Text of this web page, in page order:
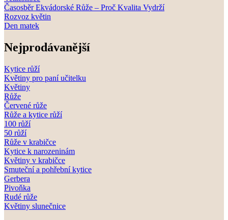
Časosběr Ekvádorské Růže – Proč Kvalita Vydrží
Rozvoz květin
Den matek
Nejprodávanější
Kytice růží
Květiny pro paní učitelku
Květiny
Růže
Červené růže
Růže a kytice růží
100 růží
50 růží
Růže v krabičce
Kytice k narozeninám
Květiny v krabičce
Smuteční a pohřební kytice
Gerbera
Pivoňka
Rudé růže
Květiny slunečnice